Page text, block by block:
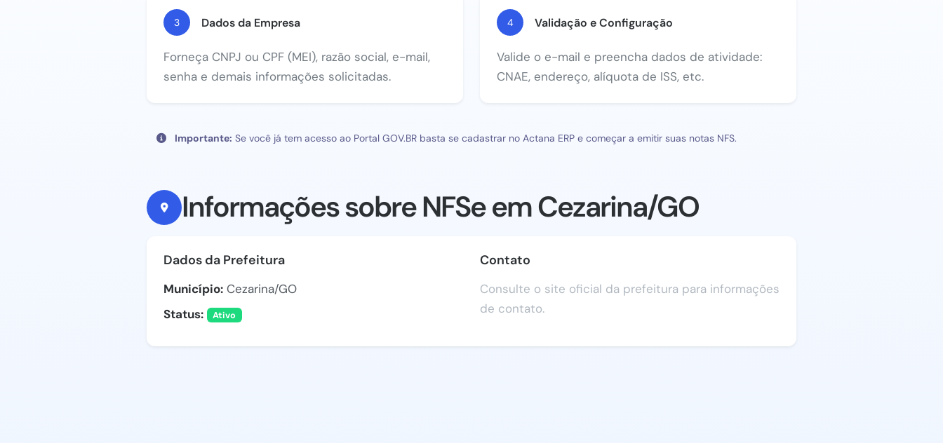
3 Dados da Empresa
Forneça CNPJ ou CPF (MEI), razão social, e-mail,
senha e demais informações solicitadas.
4 Validação e Configuração
Valide o e-mail e preencha dados de atividade:
CNAE, endereço, alíquota de ISS, etc.
Importante: Se você já tem acesso ao Portal GOV.BR basta se cadastrar no Actana ERP e começar a emitir suas notas NFS.
Informações sobre NFSe em Cezarina/GO
Dados da Prefeitura
Município: Cezarina/GO
Status:
Ativo
Contato
Consulte o site oficial da prefeitura para informações
de contato.